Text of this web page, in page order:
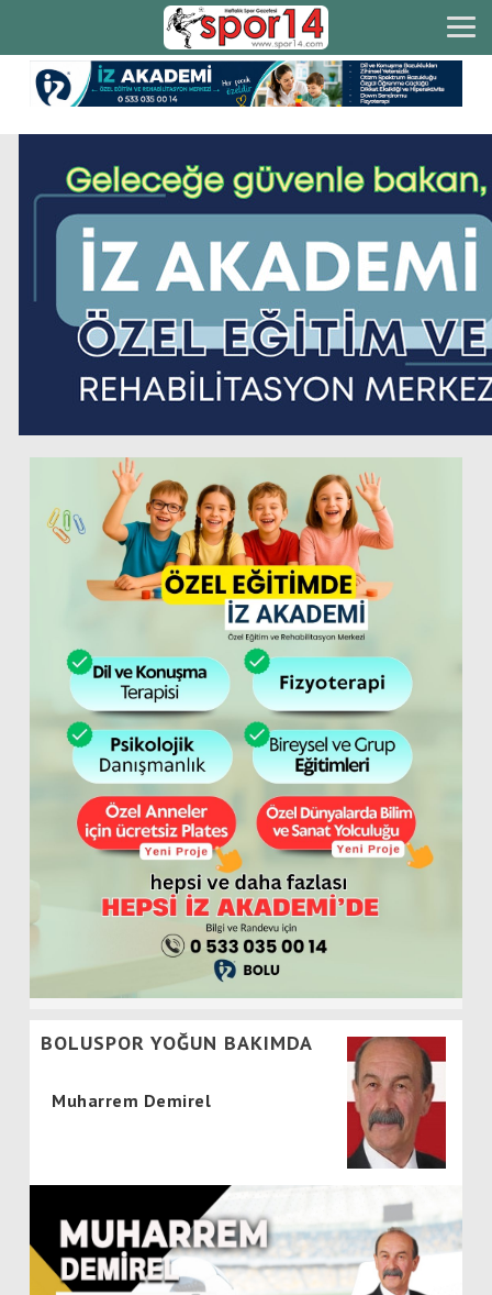
BOLUSPOR YOĞUN BAKIMDA
Muharrem Demirel